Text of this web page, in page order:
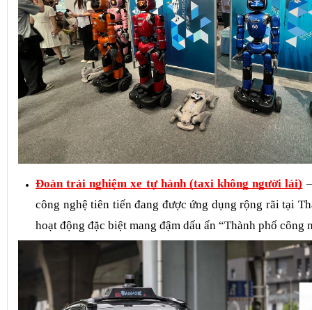
Đoàn trải nghiệm xe tự hành (taxi không người lái)
công nghệ tiên tiến đang được ứng dụng rộng rãi tại
hoạt động đặc biệt mang đậm dấu ấn “Thành phố công